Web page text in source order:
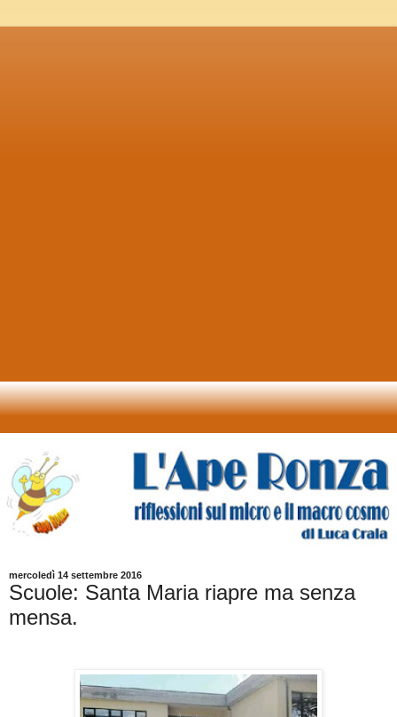
mercoledì 14 settembre 2016
Scuole: Santa Maria riapre ma senza
mensa.